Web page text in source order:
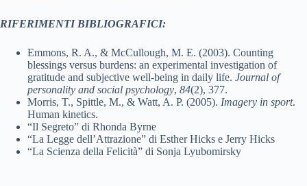
RIFERIMENTI BIBLIOGRAFICI:
Emmons, R. A., & McCullough, M. E. (2003). Counting
blessings versus burdens: an experimental investigation of
gratitude and subjective well-being in daily life. Journal of
personality and social psychology, 84(2), 377.
Morris, T., Spittle, M., & Watt, A. P. (2005). Imagery in sport.
Human kinetics.
“Il Segreto” di Rhonda Byrne
“La Legge dell’Attrazione” di Esther Hicks e Jerry Hicks
“La Scienza della Felicità” di Sonja Lyubomirsky